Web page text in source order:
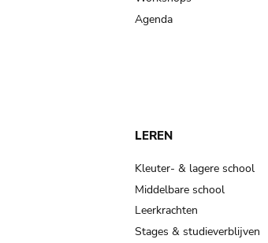
Agenda
LEREN
Kleuter- & lagere school
Middelbare school
Leerkrachten
Stages & studieverblijven